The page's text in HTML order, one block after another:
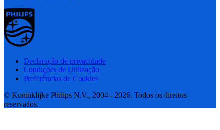
Declaração de privacidade
Condições de Utilização
Preferências de Cookies
© Koninklijke Philips N.V., 2004 - 2026. Todos os direitos
reservados.